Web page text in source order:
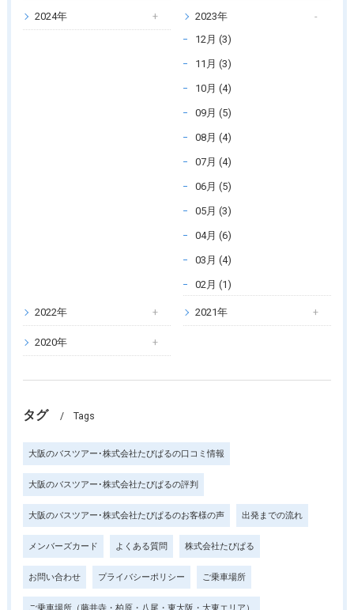
2024年
2023年
12月 (3)
11月 (3)
10月 (4)
09月 (5)
08月 (4)
07月 (4)
06月 (5)
05月 (3)
04月 (6)
03月 (4)
02月 (1)
2022年 2021年
2020年
タグ Tags
大阪のバスツアー･株式会社たびぱるの口コミ情報
大阪のバスツアー･株式会社たびぱるの評判
大阪のバスツアー･株式会社たびぱるのお客様の声 出発までの流れ
メンバーズカード よくある質問 株式会社たびぱる
お問い合わせ プライバシーポリシー ご乗車場所